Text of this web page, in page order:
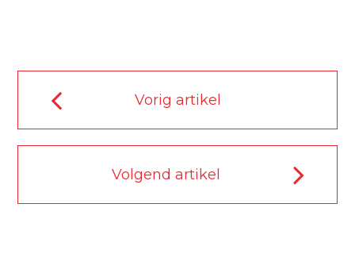
Vorig artikel
Volgend artikel